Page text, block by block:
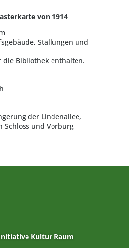
von 1914
Stallungen und
die Bibliothek enthalten.
der Lindenallee,
Schloss und Vorburg
Kultur Raum